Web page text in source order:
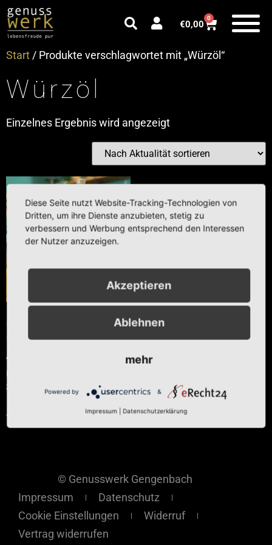
€0,00
0
Start / Produkte verschlagwortet mit „Würzöl“
Würzöl
Einzelnes Ergebnis wird angezeigt
Olivenöl
Ab
Enthält 7% reduzierte MwSt.
zzgl.
Versand
Ausführung wählen
© Genusswerk Gengenbach
Impressum
Datenschutz
Cookie Einstellungen
Widerruf
Vertrag widerrufen
Diese Seite nutzt Website-Tracking-Technologien von
Dritten, um ihre Dienste anzubieten, stetig zu
verbessern und Werbung entsprechend den Interessen
der Nutzer anzuzeigen.
Akzeptieren
Ablehnen
mehr
Powered by &
Impressum Datenschutzerklärung